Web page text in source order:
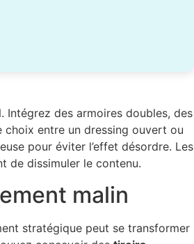
Intégrez des armoires doubles, des
choix entre un dressing ouvert ou
pour éviter l’effet désordre. Les
de dissimuler le contenu.
malin
stratégique peut se transformer